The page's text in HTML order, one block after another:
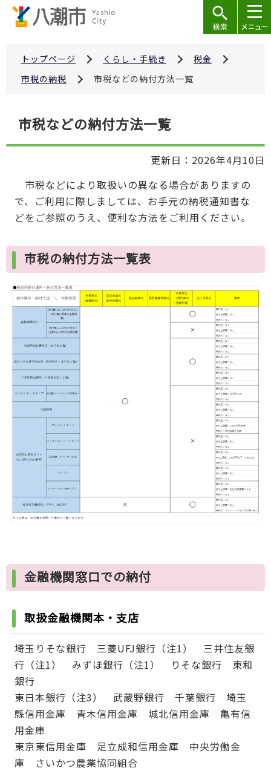
トップページ くらし・手続き
税金
市税の納税
市税などの納付方法一覧
こ
市税などの納付方法一覧
更新日：2026年4月10日
市税などにより取扱いの異なる場合がありますの
で、ご利用に際しましては、お手元の納税通知書な
どをご参照のうえ、便利な方法をご利用ください。
市税の納付方法一覧表
金融機関窓口での納付
取扱金融機関本・支店
埼玉りそな銀行 三菱UFJ銀行（注1） 三井住友銀
行（注1） みずほ銀行（注1） りそな銀行 東和
銀行
東日本銀行（注3） 武蔵野銀行 千葉銀行 埼玉
縣信用金庫 青木信用金庫 城北信用金庫 亀有信
用金庫
東京東信用金庫 足立成和信用金庫 中央労働金
庫 さいかつ農業協同組合